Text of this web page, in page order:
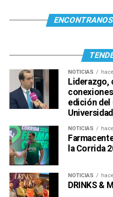
NOTICIAS
edición del
NOTICIAS
la Corrida
NOTICIAS
DRINKS &